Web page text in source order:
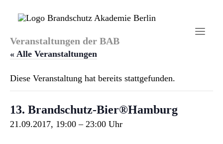
Startseite
Aktuelles
Veranstaltungen der BAB
« Alle Veranstaltungen
Diese Veranstaltung hat bereits stattgefunden.
13. Brandschutz-Bier®Hamburg
21.09.2017, 19:00 – 23:00